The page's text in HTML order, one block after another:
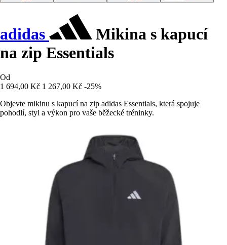
adidas
Mikina s kapucí
na zip Essentials
Od
1 694,00 Kč 1 267,00 Kč -25%
Objevte mikinu s kapucí na zip adidas Essentials, která spojuje
pohodlí, styl a výkon pro vaše běžecké tréninky.